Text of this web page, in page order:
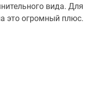
вида. Для
это огромный плюс.